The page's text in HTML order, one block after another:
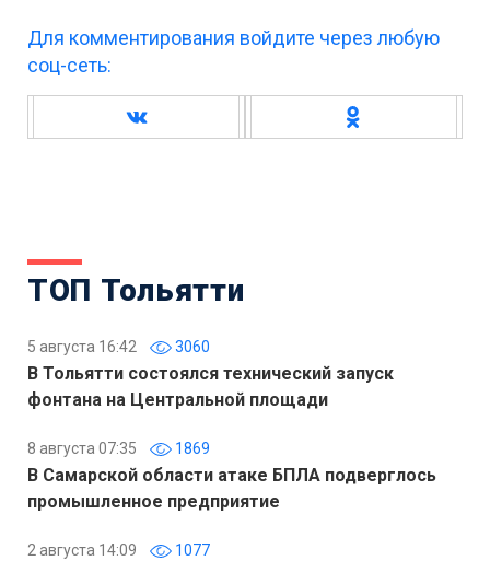
Для комментирования войдите через любую
соц-сеть:
ТОП Тольятти
5 августа 16:42 3060
В Тольятти состоялся технический запуск
фонтана на Центральной площади
8 августа 07:35 1869
В Самарской области атаке БПЛА подверглось
промышленное предприятие
2 августа 14:09 1077